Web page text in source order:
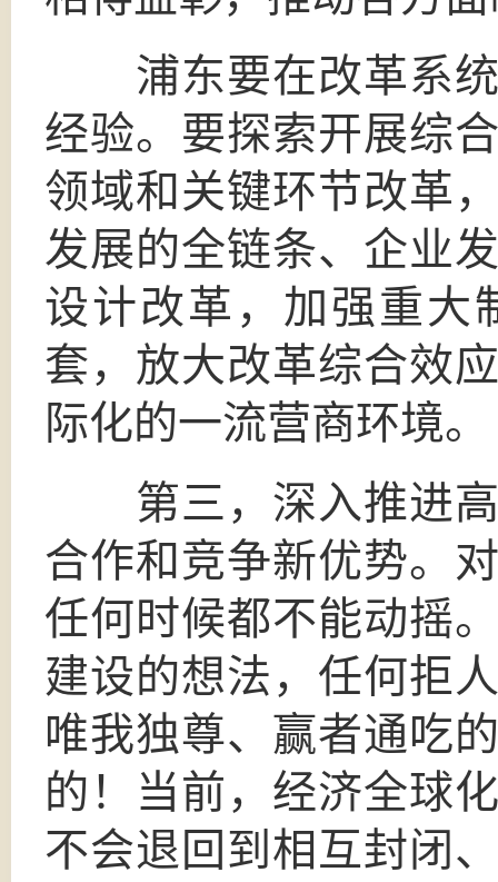
浦东要在改革系统
经验。要探索开展综
领域和关键环节改革
发展的全链条、企业
设计改革，加强重大
套，放大改革综合效
际化的一流营商环境。
第三，深入推进高
合作和竞争新优势。
任何时候都不能动摇
建设的想法，任何拒
唯我独尊、赢者通吃
的！当前，经济全球
不会退回到相互封闭